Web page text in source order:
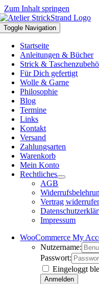
Zum Inhalt springen
Toggle Navigation
Startseite
Anleitungen & Bücher
Strick &
Für Dich gefertigt
Wolle & Garne
Philosophie
Blog
Termine
Links
Kontakt
Versand
Zahlungsarten
Warenkorb
Mein Konto
Rechtliches
AGB
Vertrag
Impressum
WooCommerce My
Nutzername:
Passwort:
Eingeloggt